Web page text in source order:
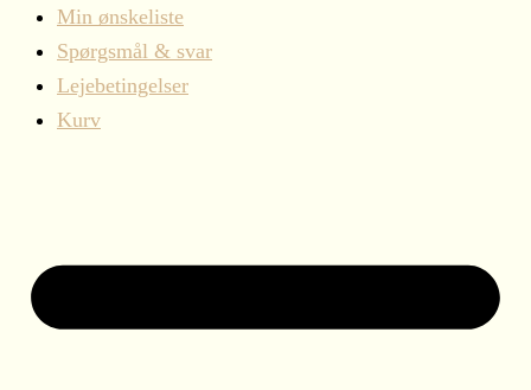
Min ønskeliste
Spørgsmål & svar
Lejebetingelser
Kurv